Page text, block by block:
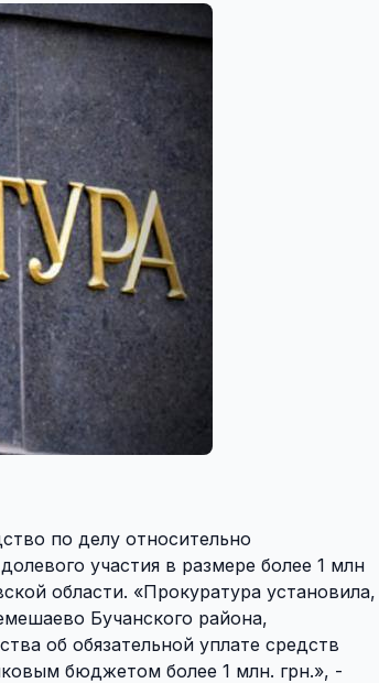
по делу относительно
участия в размере более 1 млн
области. «Прокуратура установила,
Бучанского района,
об обязательной уплате средств
бюджетом более 1 млн. грн.», -